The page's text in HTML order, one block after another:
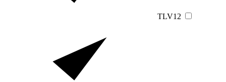
TLV12